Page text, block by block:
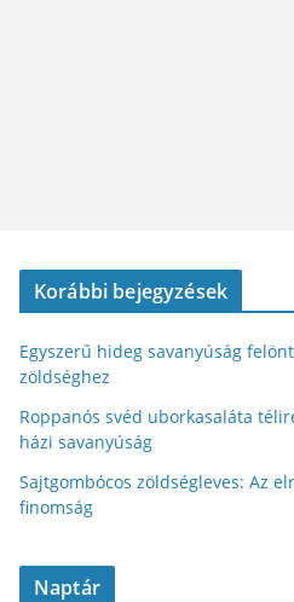
Korábbi bejegyzések
Egyszerű hideg savanyúság
zöldséghez
Roppanós svéd uborkasaláta
házi savanyúság
Sajtgombócos zöldségleves: Az
finomság
Naptár